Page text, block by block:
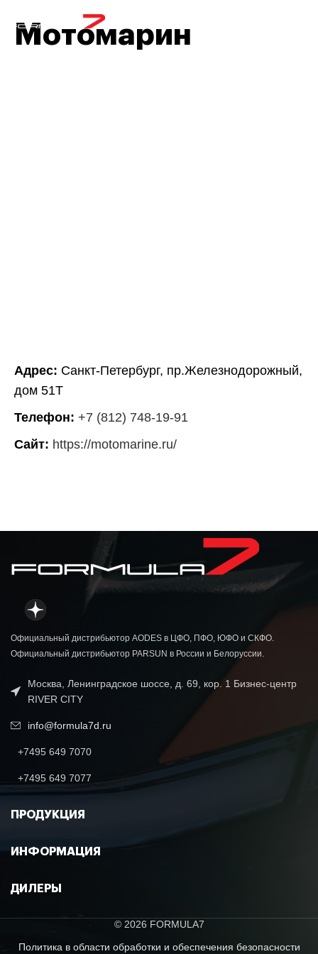
Мотомарин
Адрес: Санкт-Петербург, пр.Железнодорожный,
дом 51Т
Телефон: +7 (812) 748-19-91
Сайт: https://motomarine.ru/
Официальный дистрибьютор AODES в ЦФО, ПФО, ЮФО и СКФО.
Официальный дистрибьютор PARSUN в России и Белоруссии.
Москва, Ленинградское шоссе, д. 69, кор. 1 Бизнес-центр
RIVER CITY
info@formula7d.ru
+7495 649 7070
+7495 649 7077
ПРОДУКЦИЯ
ИНФОРМАЦИЯ
ДИЛЕРЫ
© 2026 FORMULA7
Политика в области обработки и обеспечения безопасности